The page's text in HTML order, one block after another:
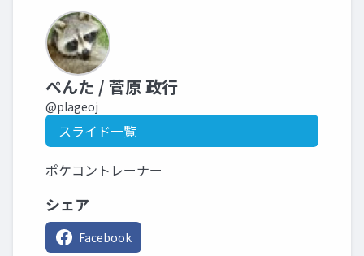
ぺんた / 菅原 政行
@plageoj
スライド一覧
ポケコントレーナー
シェア
Facebook